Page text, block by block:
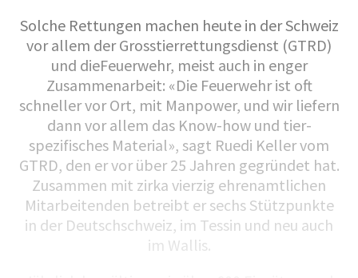
Solche Rettungen machen heute in der Schweiz
vor allem der Grosstierrettungsdienst (GTRD)
und dieFeuerwehr, meist auch in enger
Zusammenarbeit: «Die Feuerwehr ist oft
schneller vor Ort, mit Manpower, und wir liefern
dann vor allem das Know-how und tier-
spezifisches Material», sagt Ruedi Keller vom
GTRD, den er vor über 25 Jahren gegründet hat.
Zusammen mit zirka vierzig ehrenamtlichen
Mitarbeitenden betreibt er sechs Stützpunkte
in der Deutschschweiz, im Tessin und neu auch
im Wallis.